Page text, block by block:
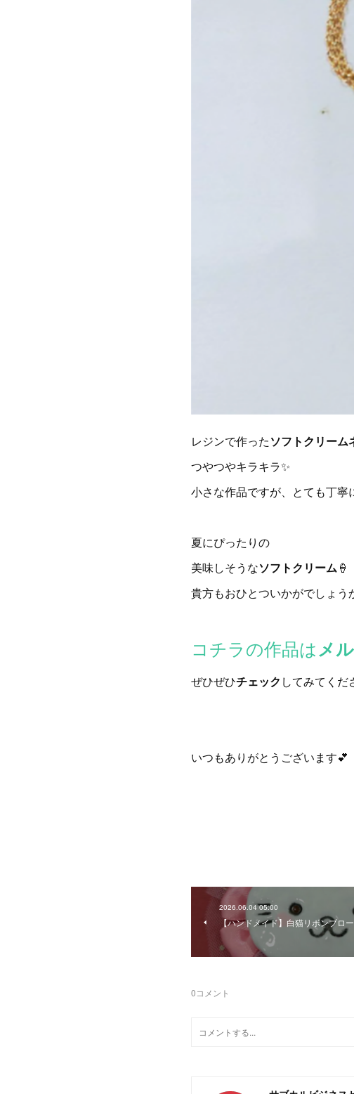
レジンで作ったソフトクリーム
つやつやキラキラ✨
小さな作品ですが、とても丁寧
夏にぴったりの
美味しそうなソフトクリーム🍦
貴方もおひとついかがでしょう
コチラの作品はメ
ぜひぜひチェック してみてくだ
いつもありがとうございます💕
2026.06.04 05:00
【ハンドメイド】白猫リボンブロ
0コメント